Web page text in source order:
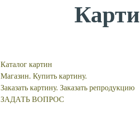
Каталог картин
Магазин. Купить картину.
Заказать картину. Заказать репродукцию
ЗАДАТЬ ВОПРОС